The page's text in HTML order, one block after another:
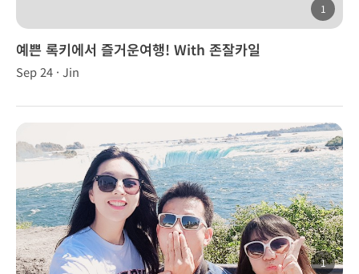
1
예쁜 록키에서 즐거운여행! With 존잘카일
Sep 24 · Jin
1